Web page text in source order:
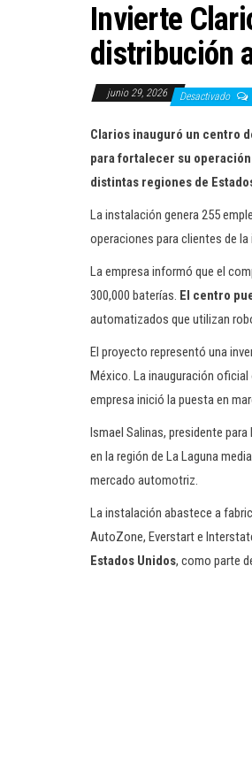
Invierte
distribución
junio 29, 2026 Desactivado
Clarios inauguró un centro
para fortalecer su
distintas regiones de
La instalación genera 255
operaciones para clientes de
La empresa informó que el
300,000 baterías. El centro
automatizados que utilizan
El proyecto representó una
México. La inauguración oficial
empresa inició la puesta en
Ismael Salinas, presidente
en la región de La Laguna
mercado automotriz.
La instalación abastece a
AutoZone, Everstart e
Estados Unidos, como parte